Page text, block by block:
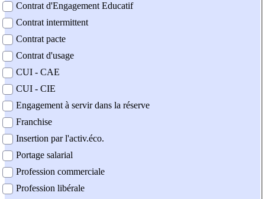
Contrat d'Engagement Educatif
Contrat intermittent
Contrat pacte
Contrat d'usage
CUI - CAE
CUI - CIE
Engagement à servir dans la réserve
Franchise
Insertion par l'activ.éco.
Portage salarial
Profession commerciale
Profession libérale